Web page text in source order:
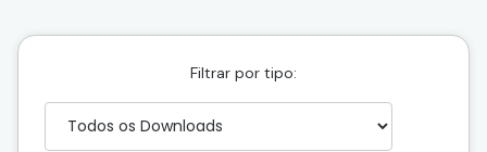
Filtrar por tipo: